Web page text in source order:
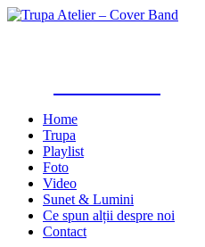
Home
Trupa
Playlist
Foto
Video
Sunet & Lumini
Ce spun alții despre noi
Contact